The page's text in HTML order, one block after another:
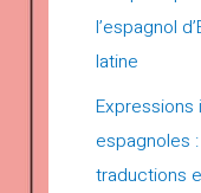
l’espagnol
latine
Expressions
espagnoles
traductions